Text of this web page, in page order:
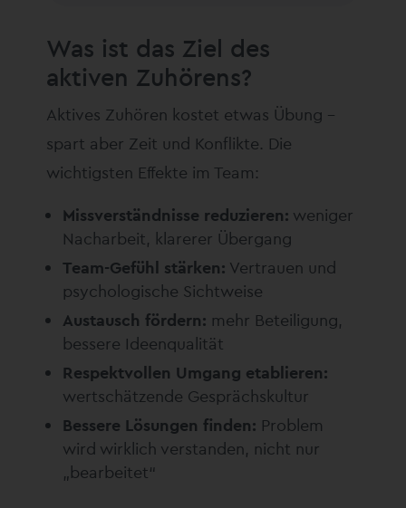
Was ist das Ziel des
aktiven Zuhörens?
Aktives Zuhören kostet etwas Übung –
spart aber Zeit und Konflikte. Die
wichtigsten Effekte im Team:
Missverständnisse reduzieren: weniger
Nacharbeit, klarerer Übergang
Team-Gefühl stärken: Vertrauen und
psychologische Sichtweise
Austausch fördern: mehr Beteiligung,
bessere Ideenqualität
Respektvollen Umgang etablieren:
wertschätzende Gesprächskultur
Bessere Lösungen finden: Problem
wird wirklich verstanden, nicht nur
„bearbeitet“